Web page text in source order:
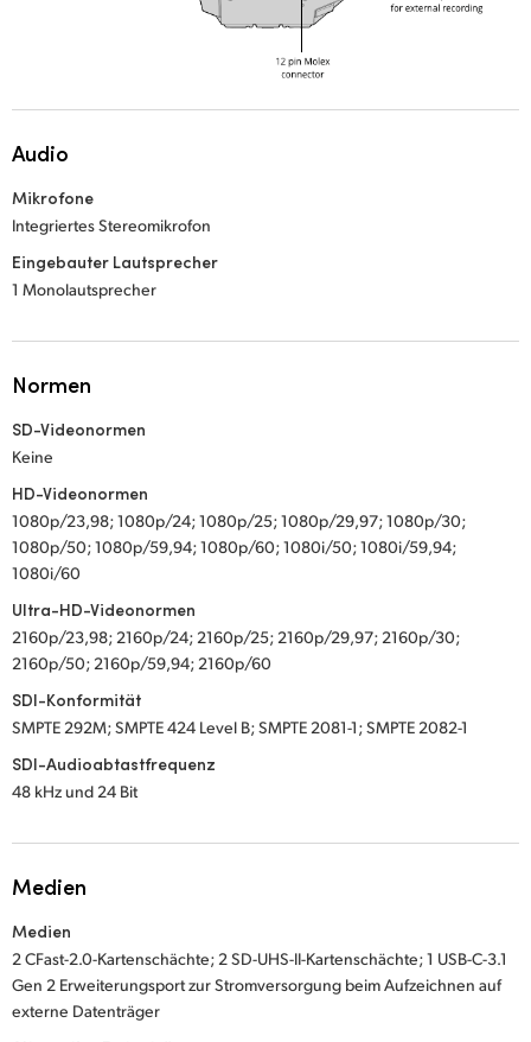
Audio
Mikrofone
Integriertes Stereomikrofon
Eingebauter Lautsprecher
1 Monolautsprecher
Normen
SD-Videonormen
Keine
HD-Videonormen
1080p/23,98; 1080p/24; 1080p/25; 1080p/29,97; 1080p/30;
1080p/50; 1080p/59,94; 1080p/60; 1080i/50; 1080i/59,94;
1080i/60
Ultra-HD-Videonormen
2160p/23,98; 2160p/24; 2160p/25; 2160p/29,97; 2160p/30;
2160p/50; 2160p/59,94; 2160p/60
SDI-Konformität
SMPTE 292M; SMPTE 424 Level B; SMPTE 2081-1; SMPTE 2082-1
SDI-Audioabtastfrequenz
48 kHz und 24 Bit
Medien
Medien
2 CFast-2.0-Kartenschächte; 2 SD-UHS-II-Kartenschächte; 1 USB-C-3.1
Gen 2 Erweiterungsport zur Stromversorgung beim Aufzeichnen auf
externe Datenträger